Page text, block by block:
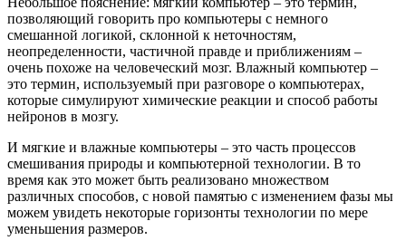
позволяющий говорить про компьютеры с немного
смешанной логикой, склонной к неточностям,
неопределенности, частичной правде и приближениям –
очень похоже на человеческий мозг. Влажный компьютер –
это термин, используемый при разговоре о компьютерах,
которые симулируют химические реакции и способ работы
нейронов в мозгу.
И мягкие и влажные компьютеры – это часть процессов
смешивания природы и компьютерной технологии. В то
время как это может быть реализовано множеством
различных способов, с новой памятью с изменением фазы мы
можем увидеть некоторые горизонты технологии по мере
уменьшения размеров.